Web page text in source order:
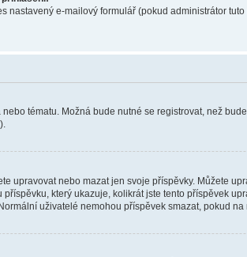
nastavený e-mailový formulář (pokud administrátor
tématu. Možná bude nutné se registrovat, než
).
upravovat nebo mazat jen svoje příspěvky. Můžete
který ukazuje, kolikrát jste tento příspěvek
uživatelé nemohou příspěvek smazat, pokud